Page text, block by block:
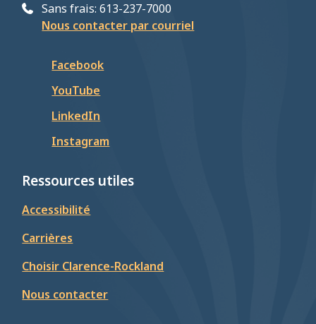
Sans frais: 613-237-7000
Nous contacter par courriel
Facebook
YouTube
LinkedIn
Instagram
Ressources utiles
Accessibilité
Carrières
Choisir Clarence-Rockland
Nous contacter